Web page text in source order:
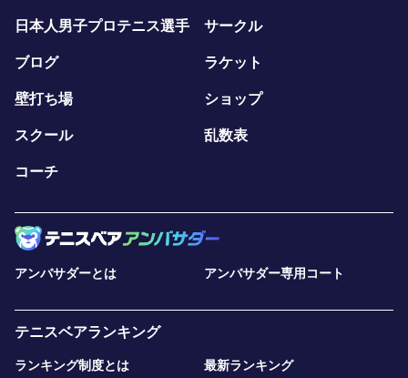
日本人男子プロテニス選手 サークル
ブログ ラケット
壁打ち場 ショップ
スクール 乱数表
コーチ
アンバサダーとは アンバサダー専用コート
テニスベアランキング
ランキング制度とは 最新ランキング